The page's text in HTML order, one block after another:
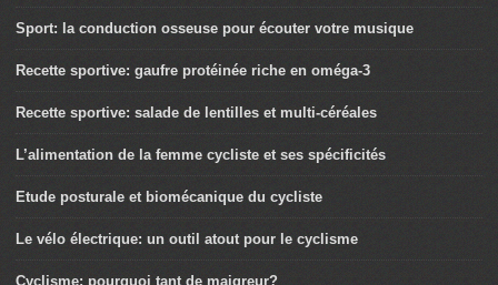
Sport: la conduction osseuse pour écouter votre musique
Recette sportive: gaufre protéinée riche en oméga-3
Recette sportive: salade de lentilles et multi-céréales
L’alimentation de la femme cycliste et ses spécificités
Etude posturale et biomécanique du cycliste
Le vélo électrique: un outil atout pour le cyclisme
Cyclisme: pourquoi tant de maigreur?